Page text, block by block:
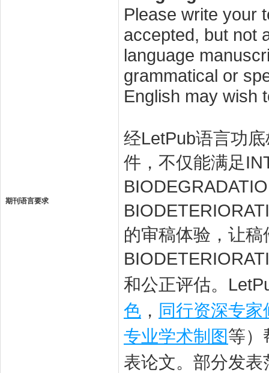
期刊语言要求
Please write your
accepted, but not
language
grammatical or
English may wish
经LetPub语言功
件，不仅能满足
的审稿体验，让
和公正评估。
色 ， 同行资深专家
专业学术制图等）
表论文。部分发